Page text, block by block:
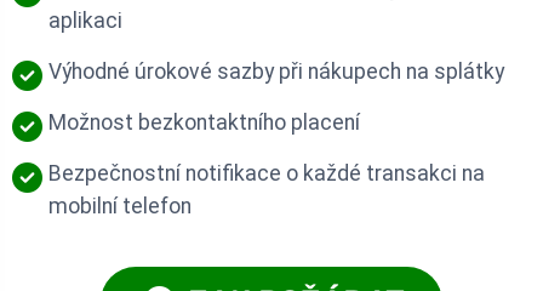
aplikaci
Výhodné úrokové sazby při nákupech na splátky
Možnost bezkontaktního placení
Bezpečnostní notifikace o každé transakci na
mobilní telefon